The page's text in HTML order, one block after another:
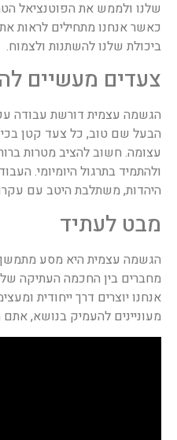
שלנו ולממש את הפוטנציאל
כאשר אנחנו מתחילים לראות
ביכולת שלנו להשתנות ולצמוח.
צעדים מעשיים
הגשמה עצמית דורשת עבודה
הבעל שם טוב, כל צעד קטן
עצומה. חשוב להציב מטרות
ולהתמיד בתרגול היומיומי.
היהדות, משתלבת היטב עם
מבט לעתיד
הגשמה עצמית היא מסע מתמשך
מחברים בין החכמה העתיקה של
אנחנו יוצרים דרך ייחודית
מעוניינים להעמיק בנושא,